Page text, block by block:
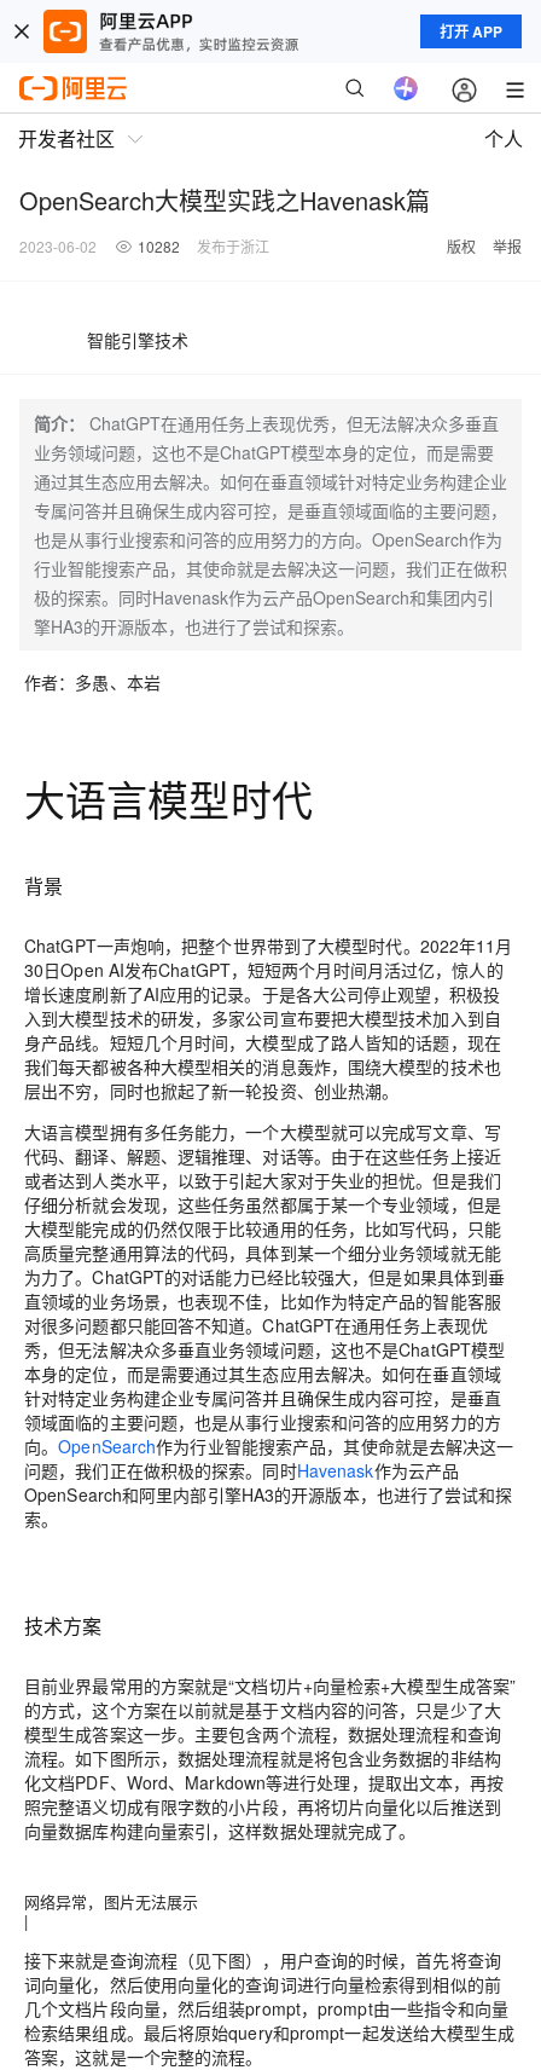
打开 APP
开发者社区 个人
OpenSearch大模型实践之Havenask篇
2023-06-02 10282 发布于浙江 版权 举报
智能引擎技术
简介：
ChatGPT在通用任务上表现优秀，但无法解决众多垂直
业务领域问题，这也不是ChatGPT模型本身的定位，而是需要
通过其生态应用去解决。如何在垂直领域针对特定业务构建企业
专属问答并且确保生成内容可控，是垂直领域面临的主要问题，
也是从事行业搜索和问答的应用努力的方向。OpenSearch作为
行业智能搜索产品，其使命就是去解决这一问题，我们正在做积
极的探索。同时Havenask作为云产品OpenSearch和集团内引
擎HA3的开源版本，也进行了尝试和探索。
作者：多愚、本岩
大语言模型时代
背景
ChatGPT一声炮响，把整个世界带到了大模型时代。2022年11月
30日Open AI发布ChatGPT，短短两个月时间月活过亿，惊人的
增长速度刷新了AI应用的记录。于是各大公司停止观望，积极投
入到大模型技术的研发，多家公司宣布要把大模型技术加入到自
身产品线。短短几个月时间，大模型成了路人皆知的话题，现在
我们每天都被各种大模型相关的消息轰炸，围绕大模型的技术也
层出不穷，同时也掀起了新一轮投资、创业热潮。
大语言模型拥有多任务能力，一个大模型就可以完成写文章、写
代码、翻译、解题、逻辑推理、对话等。由于在这些任务上接近
或者达到人类水平，以致于引起大家对于失业的担忧。但是我们
仔细分析就会发现，这些任务虽然都属于某一个专业领域，但是
大模型能完成的仍然仅限于比较通用的任务，比如写代码，只能
高质量完整通用算法的代码，具体到某一个细分业务领域就无能
为力了。ChatGPT的对话能力已经比较强大，但是如果具体到垂
直领域的业务场景，也表现不佳，比如作为特定产品的智能客服
对很多问题都只能回答不知道。ChatGPT在通用任务上表现优
秀，但无法解决众多垂直业务领域问题，这也不是ChatGPT模型
本身的定位，而是需要通过其生态应用去解决。如何在垂直领域
针对特定业务构建企业专属问答并且确保生成内容可控，是垂直
领域面临的主要问题，也是从事行业搜索和问答的应用努力的方
向。OpenSearch作为行业智能搜索产品，其使命就是去解决这一
问题，我们正在做积极的探索。同时Havenask作为云产品
OpenSearch和阿里内部引擎HA3的开源版本，也进行了尝试和探
索。
技术方案
目前业界最常用的方案就是“文档切片+向量检索+大模型生成答案”
的方式，这个方案在以前就是基于文档内容的问答，只是少了大
模型生成答案这一步。主要包含两个流程，数据处理流程和查询
流程。如下图所示，数据处理流程就是将包含业务数据的非结构
化文档PDF、Word、Markdown等进行处理，提取出文本，再按
照完整语义切成有限字数的小片段，再将切片向量化以后推送到
向量数据库构建向量索引，这样数据处理就完成了。
网络异常，图片无法展示
|
接下来就是查询流程（见下图），用户查询的时候，首先将查询
词向量化，然后使用向量化的查询词进行向量检索得到相似的前
几个文档片段向量，然后组装prompt，prompt由一些指令和向量
检索结果组成。最后将原始query和prompt一起发送给大模型生成
答案，这就是一个完整的流程。